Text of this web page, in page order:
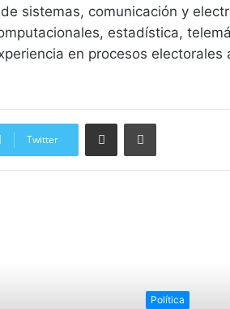
sistemas, comunicación y
estadística,
en procesos electorales
Twitter
Compartir vía email Imprimir
Política